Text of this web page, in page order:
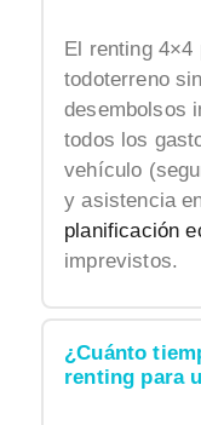
El renting 4×4
todoterreno
desembolsos
todos los
vehículo
y asistencia
planificación
imprevistos.
¿Cuánto
renting para